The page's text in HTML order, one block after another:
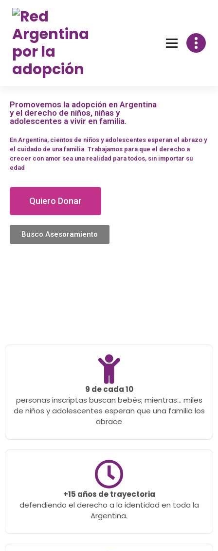
Promovemos la adopción en Argentina
y el derecho de niños, niñas y
adolescentes a vivir en familia.
En Argentina, cientos de niños y adolescentes esperan el abrazo y
el cuidado de una familia. Trabajamos para que el derecho a
crecer con amor sea una realidad para todos, sin importar su
edad
Quiero Donar
Busco Asesoramiento
9 de cada 10
personas inscriptas buscan bebés; mientras… miles
de niños y adolescentes esperan que una familia los
abrace
+15 años de trayectoria
defendiendo el derecho a la identidad en toda la
Argentina.